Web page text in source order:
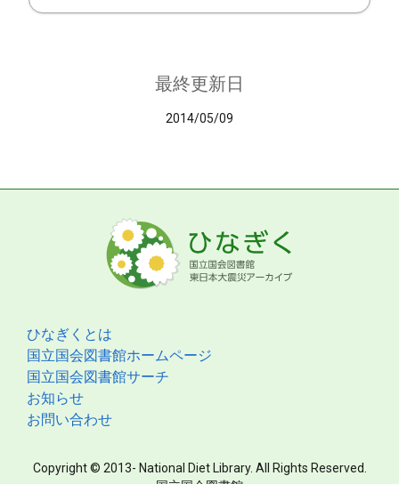
最終更新日
2014/05/09
ひなぎくとは
国立国会図書館ホームページ
国立国会図書館サーチ
お知らせ
お問い合わせ
Copyright © 2013- National Diet Library. All Rights Reserved.